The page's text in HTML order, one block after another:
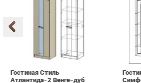
Купить
Атлантида-2 Венге-дуб
Белфорд
25 223 ₽ 55
info@soft-ekb.ru +7 (903) 000-00-00
КАТАЛОГ ИНФОРМАЦИЯ